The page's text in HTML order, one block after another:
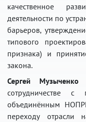
качественное
деятельности по
барьеров,
типового
признака) и
закона.
Сергей Музыченко
сотрудничестве с
объединённым
переходу отрасли